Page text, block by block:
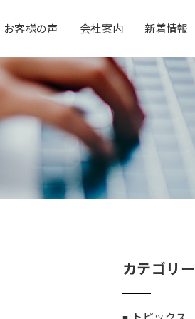
お客様の声 会社案内 新着情報
カテゴリー